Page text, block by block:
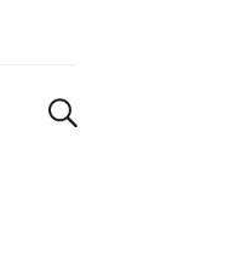
Поиск по сайту